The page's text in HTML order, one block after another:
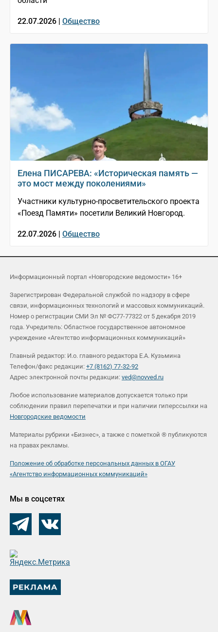
22.07.2026 | Общество
Елена ПИСАРЕВА: «Историческая память —
это мост между поколениями»
Участники культурно-просветительского проекта
«Поезд Памяти» посетили Великий Новгород.
22.07.2026 | Общество
Информационный портал «Новгородские ведомости» 16+
Зарегистрирован Федеральной службой по надзору в сфере
связи, информационных технологий и массовых коммуникаций.
Номер о регистрации СМИ Эл № ФС77-77322 от 5 декабря 2019
года. Учредитель: Областное государственное автономное
учреждение «Агентство информационных коммуникаций»
Главный редактор: И.о. главного редактора Е.А. Кузьмина
Телефон/факс редакции: +7 (8162) 77-32-92
Адрес электронной почты редакции: ved@novved.ru
Любое использование материалов допускается только при
соблюдении правил перепечатки и при наличии гиперссылки на
Новгородские ведомости
Материалы рубрики «Бизнес», а также с пометкой ® публикуются
на правах рекламы.
Положение об обработке персональных данных в ОГАУ
«Агентство информационных коммуникаций»
Мы в соцсетях